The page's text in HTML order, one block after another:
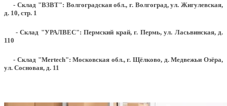
- Склад "ВЗВТ": Волгоградская обл., г. Волгоград, ул. Жигулевская,
д. 10, стр. 1
- Склад "УРАЛВЕС": Пермский край, г. Пермь, ул. Ласьвинская, д.
110
- Склад "Mertech": Московская обл., г. Щёлково, д. Медвежьи Озёра,
ул. Сосновая, д. 11